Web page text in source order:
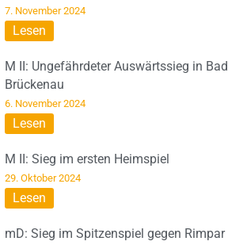
7. November 2024
Lesen
M II: Ungefährdeter Auswärtssieg in Bad
Brückenau
6. November 2024
Lesen
M II: Sieg im ersten Heimspiel
29. Oktober 2024
Lesen
mD: Sieg im Spitzenspiel gegen Rimpar